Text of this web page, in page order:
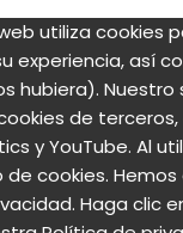
utiliza cookies
experiencia, así
hubiera).
de
y YouTube. Al
cookies.
Haga clic